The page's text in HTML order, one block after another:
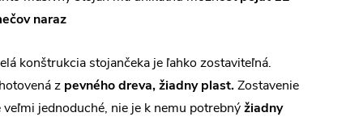
naraz
konštrukcia stojančeka je ľahko zostaviteľná.
z pevného dreva, žiadny plast.Zostavenie
veľmi jednoduché, nie je k nemu potrebnýžiadny